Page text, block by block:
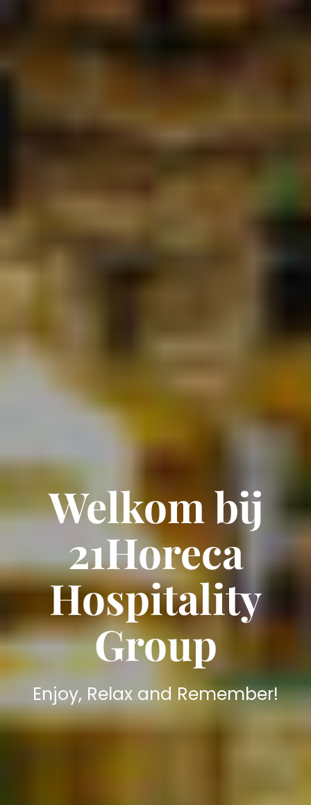
Welkom bij
21Horeca
Hospitality
Group
Enjoy, Relax and Remember!